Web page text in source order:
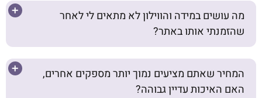
מה עושים במידה והווילון לא מתאים לי לאחר
שהזמנתי אותו באתר?
המחיר שאתם מציעים נמוך יותר מספקים אחרים,
האם האיכות עדיין גבוהה?